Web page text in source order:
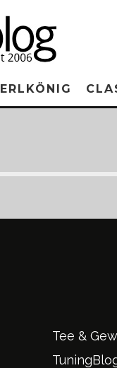
ERLKÖNIG
Tee &